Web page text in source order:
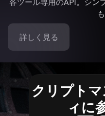
各ツール専用のAPI。シン
詳しく見る
クリプト
ィに